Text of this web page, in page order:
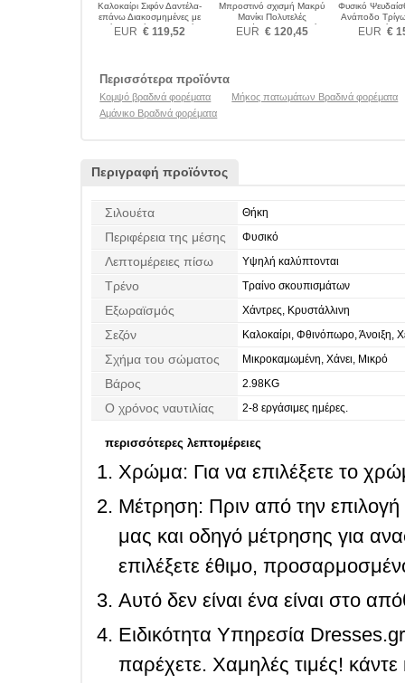
Καλοκαίρι Σιφόν Δαντέλα-
επάνω Διακοσμημένες με
χάντρες ζώνη Βραδινά
φορέματα
EUR € 119,52
Μπροστινό σχισμή Μακρύ
Μανίκι Πολυτελές
Ψευδαίσθηση Βραδινά
φορέματα
EUR € 120,45
Φυσικό
Ανάποδο
Βραδινά
EUR €
Περισσότερα προϊόντα
Κομψό βραδινά φορέματα
Μήκος πατωμάτων Βραδινά φορέματα
Αμάνικο Βραδινά φορέματα
Περιγραφή προϊόντος
Σιλουέτα Θήκη
Περιφέρεια της μέσης Φυσικό
Λεπτομέρειες πίσω Υψηλή καλύπτονται
Τρένο Τραίνο σκουπισμάτων
Εξωραϊσμός Χάντρες, Κρυστάλλινη
Σεζόν Καλοκαίρι, Φθινόπωρο, Άνοιξη,
Σχήμα του σώματος Μικροκαμωμένη, Χάνει, Μικρό
Βάρος 2.98KG
Ο χρόνος ναυτιλίας 2-8 εργάσιμες ημέρες.
περισσότερες λεπτομέρειες
Χρώμα: Για να επιλέξετε το
Μέτρηση: Πριν από την
μας και οδηγό μέτρησης για
επιλέξετε έθιμο,
Αυτό δεν είναι ένα είναι στο
Ειδικότητα Υπηρεσία
παρέχετε. Χαμηλές τιμές! κάντε